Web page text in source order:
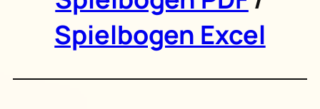
Spielbogen Excel